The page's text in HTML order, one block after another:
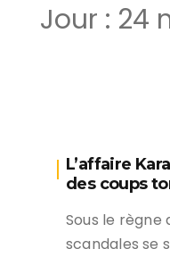
Jour : 24
L’affaire
des coups
Sous le règne
scandales se